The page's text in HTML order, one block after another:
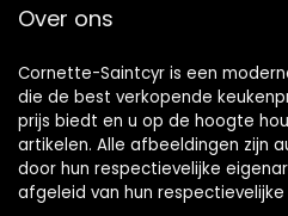
Over ons
Cornette-Saintcyr is een
die de best verkopende
prijs biedt en u op de hoogte
artikelen. Alle afbeeldingen zijn
door hun respectievelijke
afgeleid van hun respectievelijke